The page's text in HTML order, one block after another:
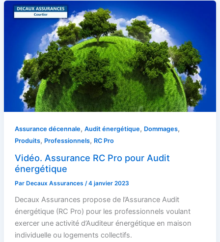
Assurance décennale, Audit énergétique, Dommages,
Produits, Professionnels, RC Pro
Vidéo. Assurance RC Pro pour Audit
énergétique
Par Decaux Assurances /4 janvier 2023
Decaux Assurances propose de l’Assurance Audit
énergétique (RC Pro) pour les professionnels voulant
exercer une activité d’Auditeur énergétique en maison
individuelle ou logements collectifs.